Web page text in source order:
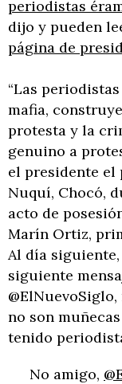
periodistas
dijo y pueden
página de
“Las
mafia,
protesta y la
genuino a
el presidente el
Nuquí, Chocó,
acto de
Marín Ortiz,
Al día
siguiente
no son
tenido
No amigo,